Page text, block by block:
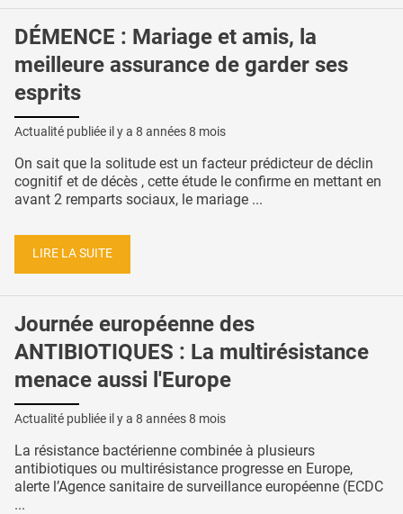
DÉMENCE : Mariage et amis, la
meilleure assurance de garder ses
esprits
Actualité publiée il y a 8 années 8 mois
On sait que la solitude est un facteur prédicteur de déclin
cognitif et de décès , cette étude le confirme en mettant en
avant 2 remparts sociaux, le mariage ...
LIRE LA SUITE
Journée européenne des
ANTIBIOTIQUES : La multirésistance
menace aussi l'Europe
Actualité publiée il y a 8 années 8 mois
La résistance bactérienne combinée à plusieurs
antibiotiques ou multirésistance progresse en Europe,
alerte l’Agence sanitaire de surveillance européenne (ECDC
...